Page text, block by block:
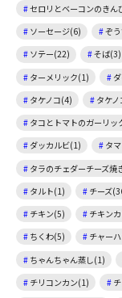
セロリとベーコンのきん
ソーセージ(6)
ぞ
ソテー(22)
そば(3)
ターメリック(1)
タケノコ(4)
タケ
タコとトマトのガーリッ
ダッカルビ(1)
タ
タラのチェダーチーズ焼
タルト(1)
チーズ
チキン(5)
チキン
ちくわ(5)
チャー
ちゃんちゃん蒸し(1)
チリコンカン(1)